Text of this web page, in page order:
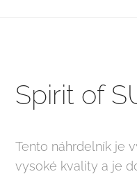
Spirit of
Tento náhrdelník je
vysoké kvality a je